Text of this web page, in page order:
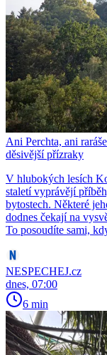
Ani Perchta, ani
děsivější přízraky
V hlubokých lesích
staletí vyprávějí
bytostech. Některé
dodnes čekají na
To posoudíte sami,
NESPECHEJ.cz
dnes, 07:00
6 min